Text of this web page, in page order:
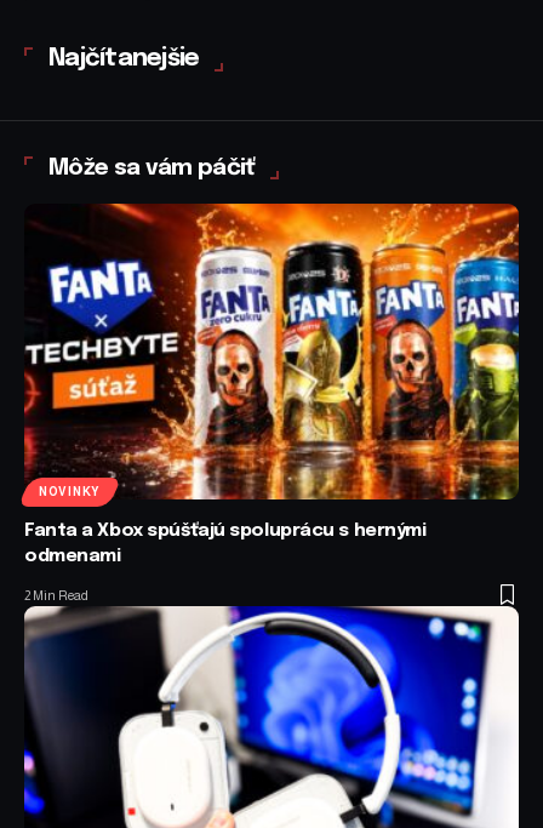
Najčítanejšie
Môže sa vám páčiť
NOVINKY
Fanta a Xbox spúšťajú spoluprácu s hernými
odmenami
2 Min Read